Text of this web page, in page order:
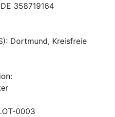
DE 358719164
: Dortmund, Kreisfreie
:
0003